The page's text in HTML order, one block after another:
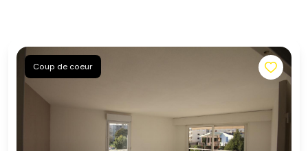
Coup de coeur